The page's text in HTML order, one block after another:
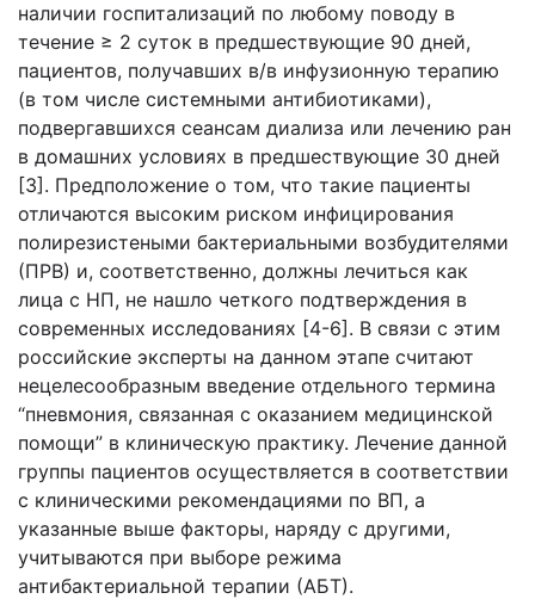
наличии госпитализаций по любому поводу в
течение ≥ 2 суток в предшествующие 90 дней,
пациентов, получавших в/в инфузионную терапию
(в том числе системными антибиотиками),
подвергавшихся сеансам диализа или лечению ран
в домашних условиях в предшествующие 30 дней
[3]. Предположение о том, что такие пациенты
отличаются высоким риском инфицирования
полирезистеными бактериальными возбудителями
(ПРВ) и, соответственно, должны лечиться как
лица с НП, не нашло четкого подтверждения в
современных исследованиях [4-6]. В связи с этим
российские эксперты на данном этапе считают
нецелесообразным введение отдельного термина
“пневмония, связанная с оказанием медицинской
помощи” в клиническую практику. Лечение данной
группы пациентов осуществляется в соответствии
с клиническими рекомендациями по ВП, а
указанные выше факторы, наряду с другими,
учитываются при выборе режима
антибактериальной терапии (АБТ).